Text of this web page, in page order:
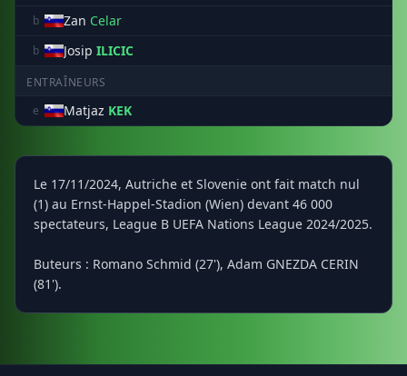
b Zan Celar
b Josip ILICIC
ENTRAÎNEURS
e
Matjaz KEK
Le 17/11/2024, Autriche et Slovenie ont fait match nul
(1) au Ernst-Happel-Stadion (Wien) devant 46 000
spectateurs, League B UEFA Nations League 2024/2025.
Buteurs : Romano Schmid (27'), Adam GNEZDA CERIN
(81').